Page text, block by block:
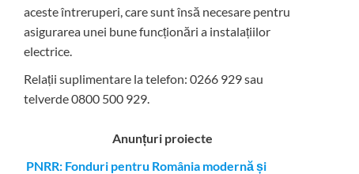
aceste întreruperi, care sunt însă necesare pentru
asigurarea unei bune funcționări a instalațiilor
electrice.
Relații suplimentare la telefon: 0266 929 sau
telverde 0800 500 929.
Anunțuri proiecte
PNRR: Fonduri pentru România modernă și